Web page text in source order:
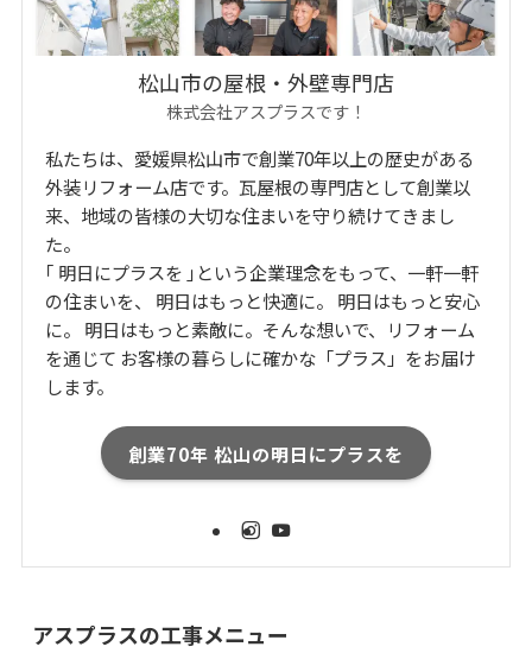
松山市の屋根・外壁専門店
株式会社アスプラスです！
私たちは、愛媛県松山市で創業70年以上の歴史がある
外装リフォーム店です。瓦屋根の専門店として創業以
来、地域の皆様の大切な住まいを守り続けてきまし
た。
｢ 明日にプラスを ｣という企業理念をもって、一軒一軒
の住まいを、 明日はもっと快適に。 明日はもっと安心
に。 明日はもっと素敵に。そんな想いで、リフォーム
を通じて お客様の暮らしに確かな「プラス」をお届け
します。
創業70年 松山の明日にプラスを
アスプラスの工事メニュー